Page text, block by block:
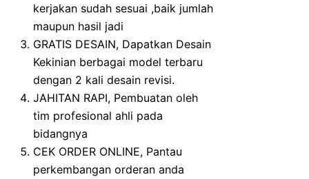
kerjakan sudah sesuai ,baik jumlah
maupun hasil jadi
GRATIS DESAIN, Dapatkan Desain
Kekinian berbagai model terbaru
dengan 2 kali desain revisi.
JAHITAN RAPI, Pembuatan oleh
tim profesional ahli pada
bidangnya
CEK ORDER ONLINE, Pantau
perkembangan orderan anda